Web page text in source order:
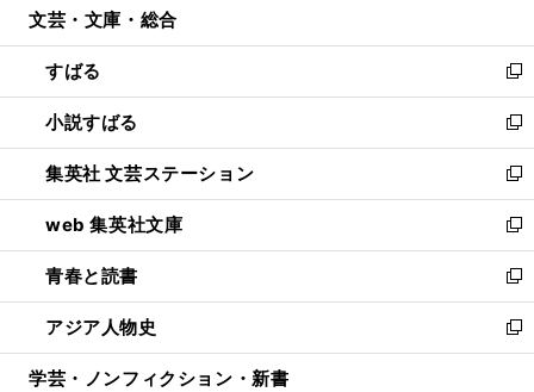
開
く
ウ
で
開
く
ン
ド
ウ
で
開
く
文芸・文庫・総合
すばる
新
し
い
ウ
ィ
ン
ド
ウ
で
開
く
小説すばる
新
し
い
ウ
ィ
ン
ド
ウ
で
開
集英社 文芸ステーション
新
し
い
ウ
ィ
ン
ド
ウ
web 集英社文庫
新
し
い
ウ
ィ
ン
青春と読書
新
し
い
ウ
アジア人物史
新
し
学芸・ノンフィクション・新書